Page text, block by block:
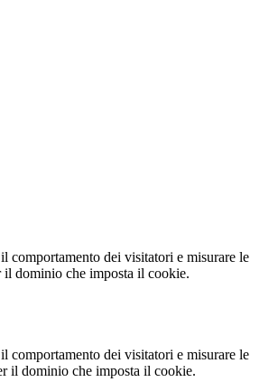
comportamento dei visitatori e misurare le
il dominio che imposta il cookie.
comportamento dei visitatori e misurare le
il dominio che imposta il cookie.